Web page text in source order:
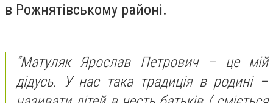
в Рожнятівському районі.
“Матуляк Ярослав Петрович – це мій
дідусь. У нас така традиція в родині –